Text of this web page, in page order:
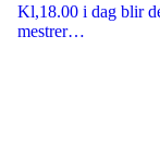
Kl,18.00 i dag blir
mestrer…